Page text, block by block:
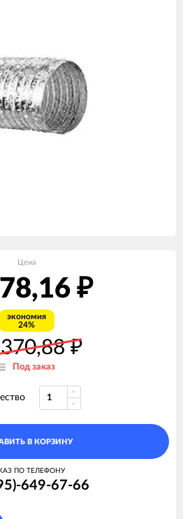
Цена
₽
экономия
24%
₽
Под заказ
В КОРЗИНУ
ПО ТЕЛЕФОНУ
649-67-66